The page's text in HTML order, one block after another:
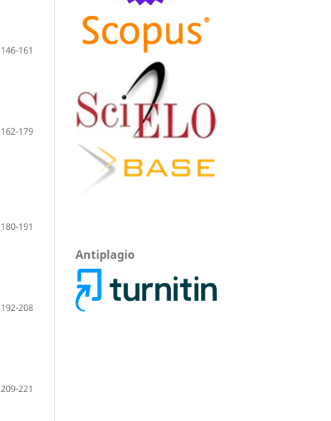
146-161
162-179
180-191
192-208
209-221
Antiplagio